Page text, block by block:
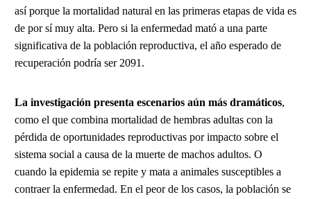
así porque la mortalidad natural en las primeras etapas de vida es
de por sí muy alta. Pero si la enfermedad mató a una parte
significativa de la población reproductiva, el año esperado de
recuperación podría ser 2091.
La investigación presenta escenarios aún más dramáticos,
como el que combina mortalidad de hembras adultas con la
pérdida de oportunidades reproductivas por impacto sobre el
sistema social a causa de la muerte de machos adultos. O
cuando la epidemia se repite y mata a animales susceptibles a
contraer la enfermedad. En el peor de los casos, la población se